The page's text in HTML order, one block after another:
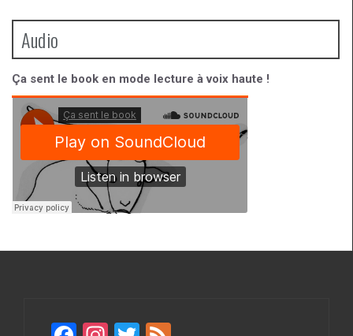
Audio
Ça sent le book en mode lecture à voix haute !